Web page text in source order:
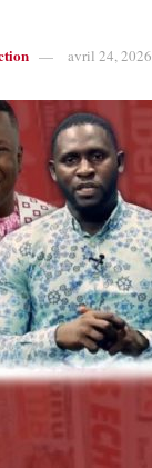
avril 24, 2026